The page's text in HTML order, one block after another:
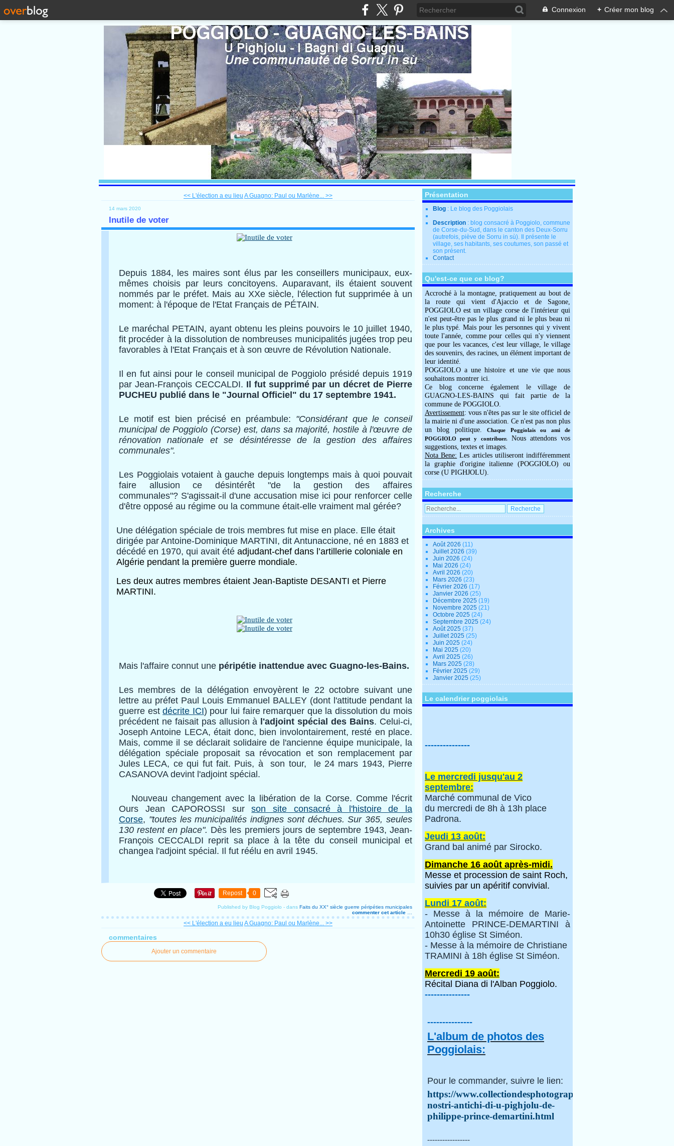
Connexion + Créer mon blog
<< L'élection a eu lieu A Guagno: Paul ou Marlène... >>
14 mars 2020
Inutile de voter
Depuis 1884, les maires sont élus par les conseillers municipaux, eux-
mêmes choisis par leurs concitoyens. Auparavant, ils étaient souvent
nommés par le préfet. Mais au XXe siècle, l'élection fut supprimée à un
moment: à l'époque de l'Etat Français de PÉTAIN.
Le maréchal PETAIN, ayant obtenu les pleins pouvoirs le 10 juillet 1940,
fit procéder à la dissolution de nombreuses municipalités jugées trop peu
favorables à l'Etat Français et à son œuvre de Révolution Nationale.
Il en fut ainsi pour le conseil municipal de Poggiolo présidé depuis 1919
par Jean-François CECCALDI. Il fut supprimé par un décret de Pierre
PUCHEU publié dans le "Journal Officiel" du 17 septembre 1941.
Le motif est bien précisé en préambule: "Considérant que le conseil
municipal de Poggiolo (Corse) est, dans sa majorité, hostile à l'œuvre de
rénovation nationale et se désintéresse de la gestion des affaires
communales".
Les Poggiolais votaient à gauche depuis longtemps mais à quoi pouvait
faire allusion ce désintérêt "de la gestion des affaires
communales"? S'agissait-il d'une accusation mise ici pour renforcer celle
d'être opposé au régime ou la commune était-elle vraiment mal gérée?
Une délégation spéciale de trois membres fut mise en place. Elle était
dirigée par Antoine-Dominique MARTINI, dit Antunaccione, né en 1883 et
décédé en 1970, qui avait été adjudant-chef dans l’artillerie coloniale en
Algérie pendant la première guerre mondiale.
Les deux autres membres étaient Jean-Baptiste DESANTI et Pierre
MARTINI.
Mais l'affaire connut une péripétie inattendue avec Guagno-les-Bains.
Les membres de la délégation envoyèrent le 22 octobre suivant une
lettre au préfet Paul Louis Emmanuel BALLEY (dont l'attitude pendant la
guerre estdécrite ICI) pour lui faire remarquer que la dissolution du mois
précédent ne faisait pas allusion à l'adjoint spécial des Bains. Celui-ci,
Joseph Antoine LECA, était donc, bien involontairement, resté en place.
Mais, comme il se déclarait solidaire de l'ancienne équipe municipale, la
délégation spéciale proposait sa révocation et son remplacement par
Jules LECA, ce qui fut fait. Puis, à son tour, le 24 mars 1943, Pierre
CASANOVA devint l'adjoint spécial.
Nouveau changement avec la libération de la Corse. Comme l'écrit
Ours Jean CAPOROSSI surson site consacré à l'histoire de la
Corse, "toutes les municipalités indignes sont déchues. Sur 365, seules
130 restent en place". Dès les premiers jours de septembre 1943, Jean-
François CECCALDI reprit sa place à la tête du conseil municipal et
changea l'adjoint spécial. Il fut réélu en avril 1945.
Repost 0
Published by Blog Poggiolo - dans Faits du XX° siècle guerre péripéties municipales
commenter cet article
<< L'élection a eu lieu A Guagno: Paul ou Marlène... >>
commentaires
Ajouter un commentaire
Présentation
Blog : Le blog des Poggiolais
Description : blog consacré à Poggiolo, commune
de Corse-du-Sud, dans le canton des Deux-Sorru
(autrefois, piève de Sorru in sù). Il présente le
village, ses habitants, ses coutumes, son passé et
son présent.
Contact
Qu'est-ce que ce blog?
Accroché à la montagne, pratiquement au bout de
la route qui vient d'Ajaccio et de Sagone,
POGGIOLO est un village corse de l'intérieur qui
n'est peut-être pas le plus grand ni le plus beau ni
le plus typé. Mais pour les personnes qui y vivent
toute l'année, comme pour celles qui n'y viennent
que pour les vacances, c'est leur village, le village
des souvenirs, des racines, un élément important de
leur identité.
POGGIOLO a une histoire et une vie que nous
souhaitons montrer ici.
Ce blog concerne également le village de
GUAGNO-LES-BAINS qui fait partie de la
commune de POGGIOLO.
Avertissement: vous n'êtes pas sur le site officiel de
la mairie ni d'une association. Ce n'est pas non plus
un blog politique.Chaque Poggiolais ou ami de
POGGIOLO peut y contribuer.Nous attendons vos
suggestions, textes et images.
Nota Bene: Les articles utiliseront indifféremment
la graphie d'origine italienne (POGGIOLO) ou
corse (U PIGHJOLU).
Recherche
Archives
Août 2026 (11)
Juillet 2026 (39)
Juin 2026 (24)
Mai 2026 (24)
Avril 2026 (20)
Mars 2026 (23)
Février 2026 (17)
Janvier 2026 (25)
Décembre 2025 (19)
Novembre 2025 (21)
Octobre 2025 (24)
Septembre 2025 (24)
Août 2025 (37)
Juillet 2025 (25)
Juin 2025 (24)
Mai 2025 (20)
Avril 2025 (26)
Mars 2025 (28)
Février 2025 (29)
Janvier 2025 (25)
Le calendrier poggiolais
---------------
Le mercredi jusqu'au 2
septembre:
Marché communal de Vico
du mercredi de 8h à 13h place
Padrona.
Jeudi 13 août:
Grand bal animé par Sirocko.
Dimanche 16 août après-midi.
Messe et procession de saint Roch,
suivies par un apéritif convivial.
Lundi 17 août:
- Messe à la mémoire de Marie-
Antoinette PRINCE-DEMARTINI à
10h30 église St Siméon.
- Messe à la mémoire de Christiane
TRAMINI à 18h église St Siméon.
Mercredi 19 août:
Récital Diana di l'Alban Poggiolo.
---------------
---------------
L'album de photos des
Poggiolais:
Pour le commander, suivre le lien:
https://www.collectiondesphotographes.com/i-
nostri-antichi-di-u-pighjolu-de-
philippe-prince-demartini.html
-----------------